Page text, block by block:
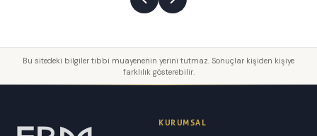
Bu sitedeki bilgiler tıbbi muayenenin yerini tutmaz. Sonuçlar kişiden kişiye
farklılık gösterebilir.
KURUMSAL